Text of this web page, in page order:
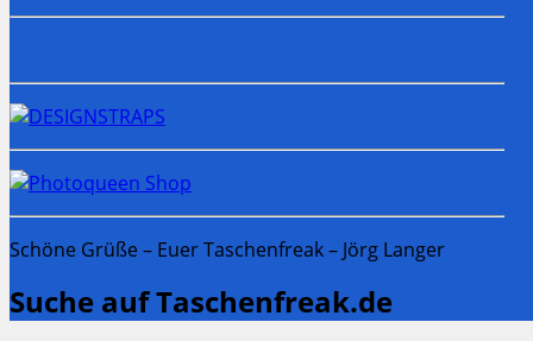
Schöne Grüße – Euer Taschenfreak – Jörg Langer
Suche auf Taschenfreak.de